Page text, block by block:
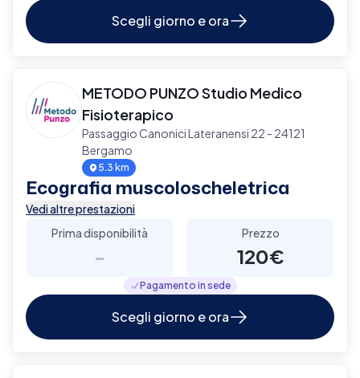
Scegli giorno e ora
METODO PUNZO Studio Medico
Fisioterapico
Passaggio Canonici Lateranensi 22 - 24121
Bergamo
5.3 km
Ecografia muscoloscheletrica
Vedi altre prestazioni
Prima disponibilità
-
Prezzo
120€
Pagamento in sede
Scegli giorno e ora